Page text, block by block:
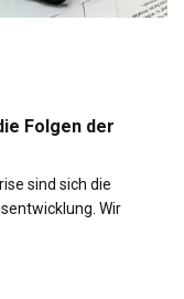
Folgen der
sind sich die
Wir